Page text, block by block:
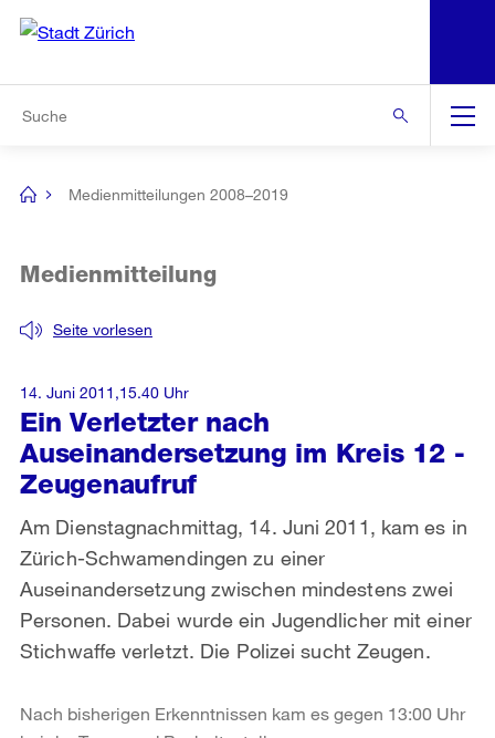
Navigation
[no
Medienmitteilungen 2008–2019
Ein Verletzter nach
Auseinandersetzung im Kreis 12 -
Zeugenaufruf
Seite vorlesen
Medienmitteilung
Am Dienstagnachmittag, 14. Juni 2011, kam es in
Zürich-Schwamendingen zu einer
Auseinandersetzung zwischen mindestens zwei
Personen. Dabei wurde ein Jugendlicher mit einer
Stichwaffe verletzt. Die Polizei sucht Zeugen.
14. Juni 2011,15.40 Uhr
Nach bisherigen Erkenntnissen kam es gegen 13:00 Uhr